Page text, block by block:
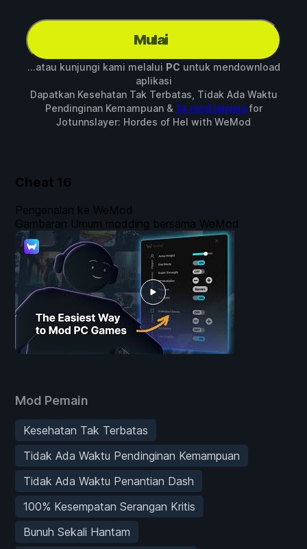
Mulai
...atau kunjungi kami melalui PC untuk mendownload
aplikasi
Dapatkan Kesehatan Tak Terbatas, Tidak Ada Waktu
Pendinginan Kemampuan & 14 mod lainnyafor
Jotunnslayer: Hordes of Hel with WeMod
Cheat 16
Mod Pemain
Kesehatan Tak Terbatas
Tidak Ada Waktu Pendinginan Kemampuan
Tidak Ada Waktu Penantian Dash
100% Kesempatan Serangan Kritis
Bunuh Sekali Hantam
Pengenalan ke WeMod
Gambaran Umum modding bersama WeMod